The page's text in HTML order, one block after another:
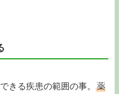
きる疾患の範囲の事。薬